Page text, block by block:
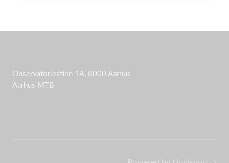
Observatoriestien 1A, 8000 Aarhus
Aarhus MTB